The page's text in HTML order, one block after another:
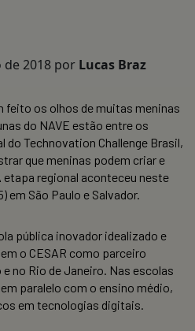
de 2018 por Lucas Braz
feito os olhos de muitas meninas
do NAVE estão entre os
do Technovation Challenge Brasil,
que meninas podem criar e
etapa regional aconteceu neste
em São Paulo e Salvador.
pública inovador idealizado e
o CESAR como parceiro
no Rio de Janeiro. Nas escolas
paralelo com o ensino médio,
em tecnologias digitais.